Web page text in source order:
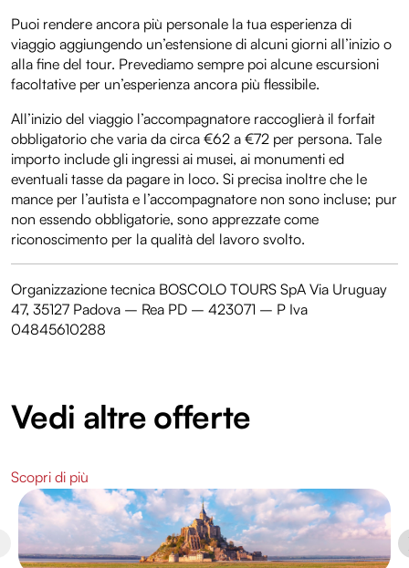
Puoi rendere ancora più personale la tua esperienza di
viaggio aggiungendo un’estensione di alcuni giorni all’inizio o
alla fine del tour. Prevediamo sempre poi alcune escursioni
facoltative per un’esperienza ancora più flessibile.
All’inizio del viaggio l’accompagnatore raccoglierà il forfait
obbligatorio che varia da circa €62 a €72 per persona. Tale
importo include gli ingressi ai musei, ai monumenti ed
eventuali tasse da pagare in loco. Si precisa inoltre che le
mance per l’autista e l’accompagnatore non sono incluse; pur
non essendo obbligatorie, sono apprezzate come
riconoscimento per la qualità del lavoro svolto.
Organizzazione tecnica BOSCOLO TOURS SpA Via Uruguay
47, 35127 Padova – Rea PD – 423071 – P Iva
04845610288
Vedi altre offerte
Scopri di più